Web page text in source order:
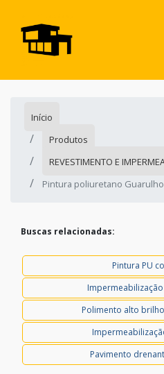
Início
Produtos
REVESTIMENTO E
Pintura poliuretano
Buscas relacionadas:
Pintura PU
Polimento alto
Pavimento